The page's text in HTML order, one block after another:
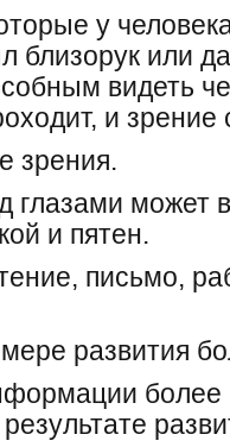
у
близорук или
видеть
и
зрения.
глазами может
и пятен.
письмо,
развития